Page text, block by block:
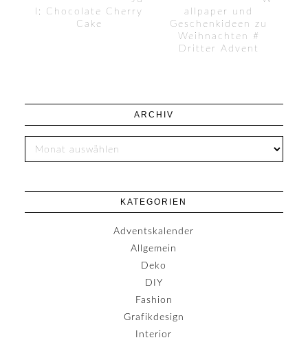
l: Chocolate Cherry
Cake
allpaper und
Geschenkideen zu
Weihnachten #
Dritter Advent
ARCHIV
KATEGORIEN
Adventskalender
Allgemein
Deko
DIY
Fashion
Grafikdesign
Interior